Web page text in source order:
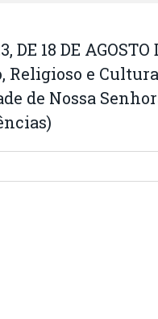
18 DE AGOSTO
Religioso e
de Nossa